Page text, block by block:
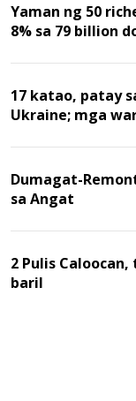
Yaman ng 50
8% sa 79 billion
17 katao, patay
Ukraine; mga
Dumagat-
sa Angat
2 Pulis
baril